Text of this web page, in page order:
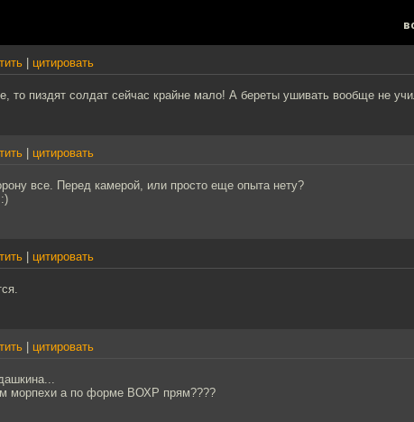
цитировать
то пиздят солдат сейчас крайне мало! А береты ушивать вообще не
цитировать
все. Перед камерой, или просто еще опыта нету?
цитировать
цитировать
морпехи а по форме ВОХР прям????